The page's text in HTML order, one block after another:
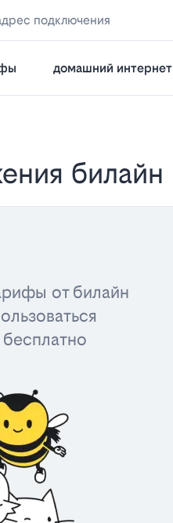
подключения
домашний интернет
билайн
от билайн